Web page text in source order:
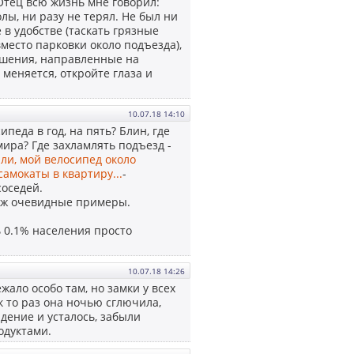
ни разу не терял. Не был ни
удобстве (таскать грязные
парковки около подъезда),
направленные на
откройте глаза и
10.07.18 14:10
в год, на пять? Блин, где
Где захламлять подъезд -
мой велосипед около
в квартиру...-
очевидные примеры.
населения просто
10.07.18 14:26
особо там, но замки у всех
то раз она ночью сглючила,
и усталось, забыли